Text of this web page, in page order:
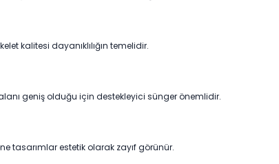
kalitesi dayanıklılığın temelidir.
geniş olduğu için destekleyici sünger önemlidir.
tasarımlar estetik olarak zayıf görünür.